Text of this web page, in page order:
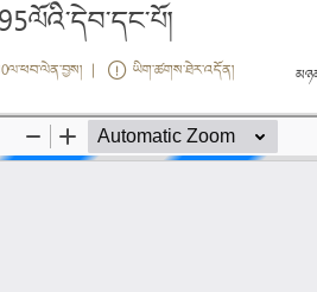
| ཡིག་ཚགས་ཐེར་འདོན།